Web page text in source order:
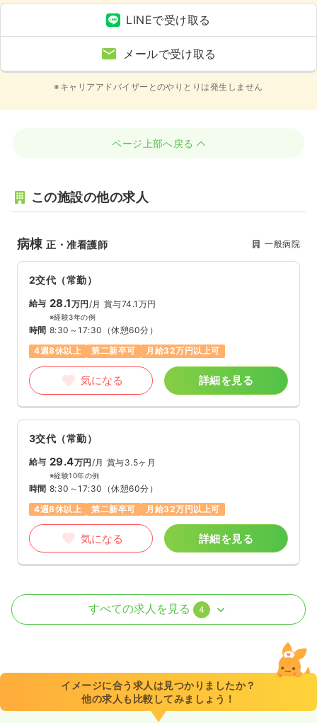
LINEで受け取る
メールで受け取る
※キャリアアドバイザーとのやりとりは発生しません
ページ上部へ戻る
この施設の他の求人
病棟正・准看護師 一般病院
2交代（常勤）
給与 28.1万円/月 賞与74.1万円
※経験3年の例
時間 8:30～17:30 （休憩60分）
4週8休以上
第二新卒可 月給32万円以上可
気になる 詳細を見る
3交代（常勤）
給与 29.4万円 /月 賞与3.5ヶ月
※経験10年の例
時間 8:30～17:30 （休憩60分）
4週8休以上
第二新卒可 月給32万円以上可
気になる 詳細を見る
外来 正・准看護師
8:30～17:30（休憩60分）
4週8休以上
月給29万円以上可
すべての求人を見る 4
イメージに合う求人は見つかりましたか？
他の求人も比較してみましょう！